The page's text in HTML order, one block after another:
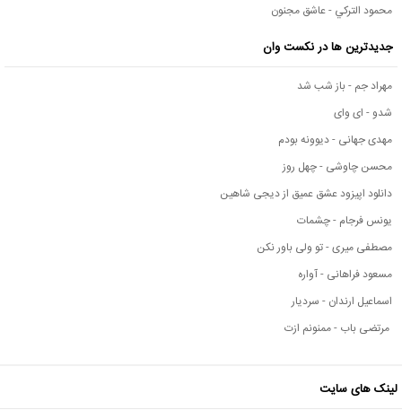
محمود التركي - عاشق مجنون
جدیدترین ها در نکست وان
مهراد جم - باز شب شد
شدو - ای وای
مهدی جهانی - دیوونه بودم
محسن چاوشی - چهل روز
دانلود اپیزود عشق عمیق از دیجی شاهین
یونس فرجام - چشمات
مصطفی میری - تو ولی باور نکن
مسعود فراهانی - آواره
اسماعیل ارندان - سردیار
مرتضی باب - ممنونم ازت
لینک های سایت